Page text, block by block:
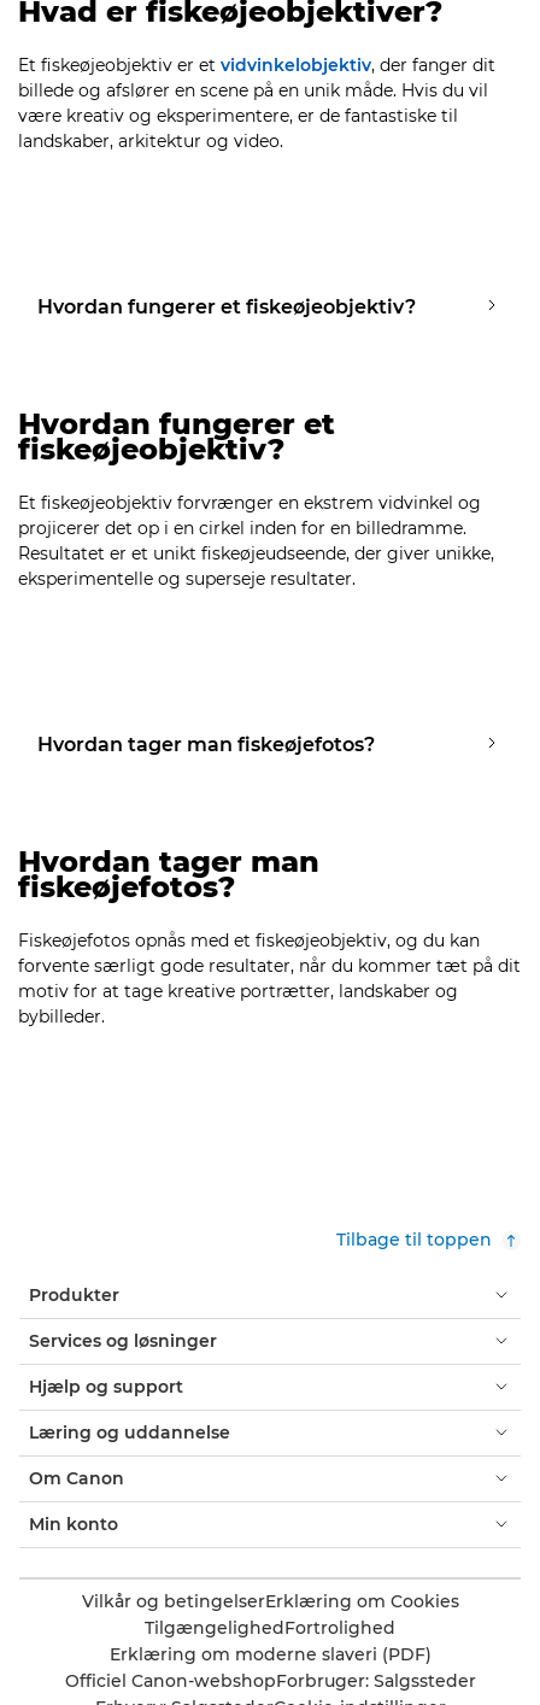
Hvad er fiskeøjeobjektiver?
Et fiskeøjeobjektiv er et vidvinkelobjektiv, der fanger dit
billede og afslører en scene på en unik måde. Hvis du vil
være kreativ og eksperimentere, er de fantastiske til
landskaber, arkitektur og video.
Hvordan fungerer et fiskeøjeobjektiv?
Hvordan fungerer et
fiskeøjeobjektiv?
Et fiskeøjeobjektiv forvrænger en ekstrem vidvinkel og
projicerer det op i en cirkel inden for en billedramme.
Resultatet er et unikt fiskeøjeudseende, der giver unikke,
eksperimentelle og superseje resultater.
Hvordan tager man fiskeøjefotos?
Hvordan tager man
fiskeøjefotos?
Fiskeøjefotos opnås med et fiskeøjeobjektiv, og du kan
forvente særligt gode resultater, når du kommer tæt på dit
motiv for at tage kreative portrætter, landskaber og
bybilleder.
Tilbage til toppen
Produkter
Services og løsninger
Hjælp og support
Læring og uddannelse
Om Canon
Min konto
Vilkår og betingelserErklæring om Cookies
TilgængelighedFortrolighed
Erklæring om moderne slaveri (PDF)
Officiel Canon-webshopForbruger: Salgssteder